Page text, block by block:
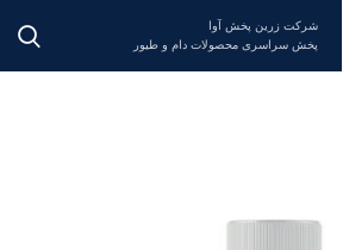
شرکت زرین پخش آوا
پخش سراسری محصولات دام و طیور